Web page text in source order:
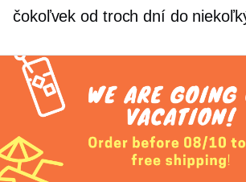
čokoľvek od troch dní do